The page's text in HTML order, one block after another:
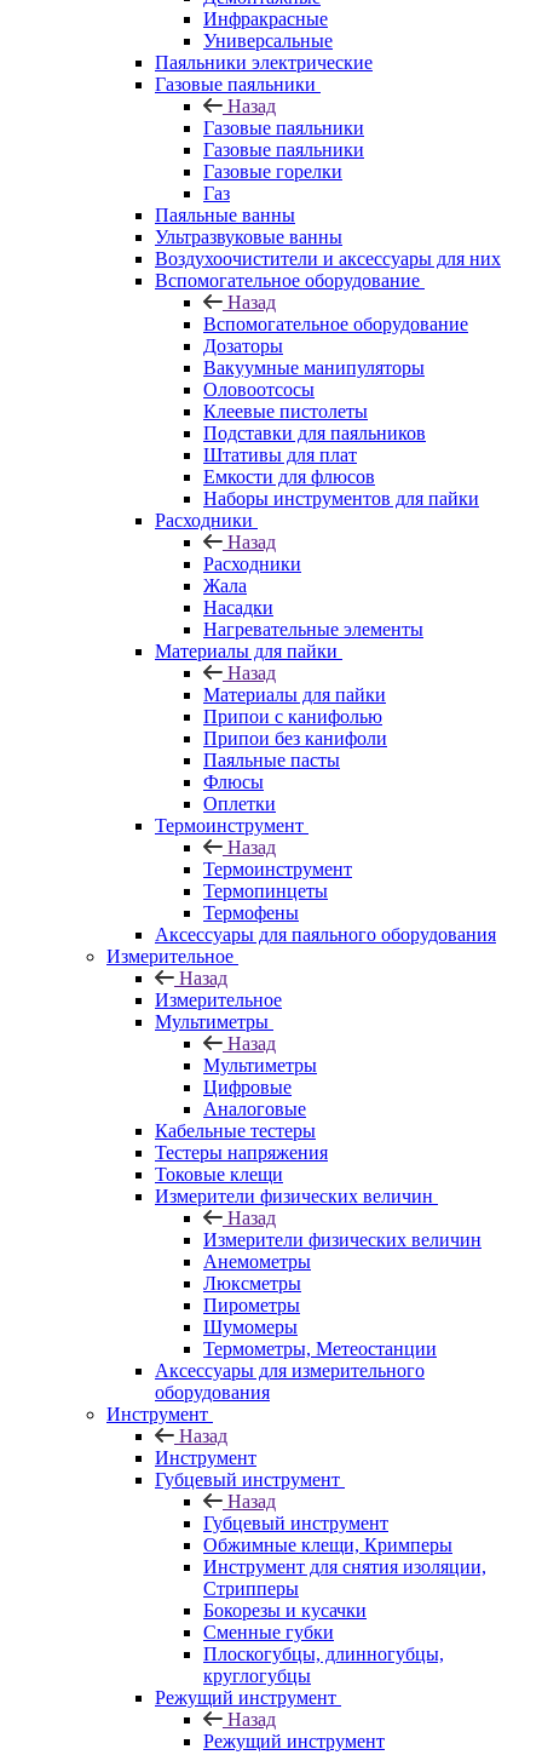
Инфракрасные
Универсальные
Паяльники электрические
Газовые паяльники
Назад
Газовые паяльники
Газовые паяльники
Газовые горелки
Газ
Паяльные ванны
Ультразвуковые ванны
Воздухоочистители и аксессуары для них
Вспомогательное оборудование
Назад
Вспомогательное оборудование
Дозаторы
Вакуумные манипуляторы
Оловоотсосы
Клеевые пистолеты
Подставки для паяльников
Штативы для плат
Емкости для флюсов
Наборы инструментов для пайки
Расходники
Назад
Расходники
Жала
Насадки
Нагревательные элементы
Материалы для пайки
Назад
Материалы для пайки
Припои с канифолью
Припои без канифоли
Паяльные пасты
Флюсы
Оплетки
Термоинструмент
Назад
Термоинструмент
Термопинцеты
Термофены
Аксессуары для паяльного оборудования
Измерительное
Назад
Измерительное
Мультиметры
Назад
Мультиметры
Цифровые
Аналоговые
Кабельные тестеры
Тестеры напряжения
Токовые клещи
Измерители физических величин
Назад
Измерители физических величин
Анемометры
Люксметры
Пирометры
Шумомеры
Термометры, Метеостанции
Аксессуары для измерительного
оборудования
Инструмент
Назад
Инструмент
Губцевый инструмент
Назад
Губцевый инструмент
Обжимные клещи, Кримперы
Инструмент для снятия изоляции,
Стрипперы
Бокорезы и кусачки
Сменные губки
Плоскогубцы, длинногубцы,
круглогубцы
Режущий инструмент
Назад
Режущий инструмент